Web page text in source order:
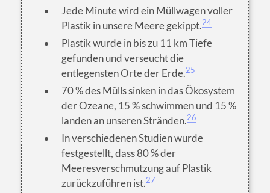
Jede Minute wird ein Müllwagen voller
Plastik in unsere Meere gekippt.24
Plastik wurde in bis zu 11 km Tiefe
gefunden und verseucht die
entlegensten Orte der Erde.25
70 % des Mülls sinken in das Ökosystem
der Ozeane, 15 % schwimmen und 15 %
landen an unseren Stränden.26
In verschiedenen Studien wurde
festgestellt, dass 80 % der
Meeresverschmutzung auf Plastik
zurückzuführen ist.27